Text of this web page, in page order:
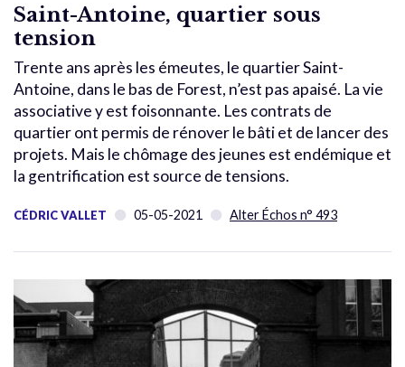
Saint-Antoine, quartier sous
tension
Trente ans après les émeutes, le quartier Saint-
Antoine, dans le bas de Forest, n’est pas apaisé. La vie
associative y est foisonnante. Les contrats de
quartier ont permis de rénover le bâti et de lancer des
projets. Mais le chômage des jeunes est endémique et
la gentrification est source de tensions.
CÉDRIC VALLET 05-05-2021 Alter Échos n° 493